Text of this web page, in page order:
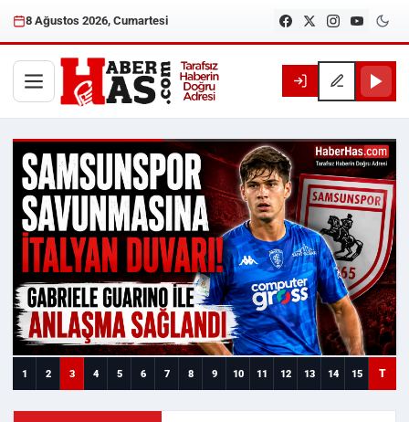
8 Ağustos 2026, Cumartesi
Haberhas — Samsun Son
1 2 3 4 5 6 7 8 9 10 11 12 13 14 15 T